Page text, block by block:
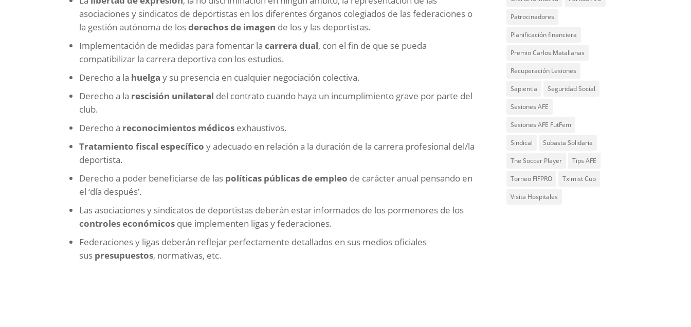
asociaciones y sindicatos de deportistas en los diferentes órganos colegiados de las federaciones o
la gestión autónoma de losderechos de imagen de los y las deportistas.
Implementación de medidas para fomentar lacarrera dual, con el fin de que se pueda
compatibilizar la carrera deportiva con los estudios.
Derecho a la huelgay su presencia en cualquier negociación colectiva.
Derecho a la rescisión unilateral del contrato cuando haya un incumplimiento grave por parte del
club.
Derecho a reconocimientos médicos exhaustivos.
Tratamiento fiscal específicoy adecuado en relación a la duración de la carrera profesional del/la
deportista.
Derecho a poder beneficiarse de las políticas públicas de empleo de carácter anual pensando en
el ‘día después’.
Las asociaciones y sindicatos de deportistas deberán estar informados de los pormenores de los
controles económicos que implementen ligas y federaciones.
Federaciones y ligas deberán reflejar perfectamente detallados en sus medios oficiales
sus presupuestos, normativas, etc.
Patrocinadores
Planificación financiera
Premio Carlos Matallanas
Recuperación Lesiones
Sapientia Seguridad Social
Sesiones AFE
Sesiones AFE FutFem
Sindical Subasta Solidaria
The Soccer Player Tips AFE
Torneo FIFPRO Tximist Cup
Visita Hospitales